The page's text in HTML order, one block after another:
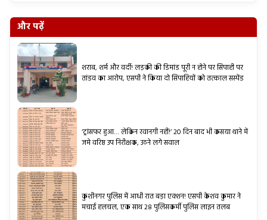
और पढ़ें
शराब, शर्म और वर्दी! लड़की की डिमांड पूरी न होने पर सिपाही पर
तांडव का आरोप, एसपी ने किया दो सिपाहियों को तत्काल सस्पेंड
‘ट्रांसफर हुआ… लेकिन रवानगी नहीं!’ 20 दिन बाद भी कसया थाने में
जमे वरिष्ठ उप निरीक्षक, उठने लगे सवाल
कुशीनगर पुलिस में आधी रात बड़ा एक्शन! एसपी केशव कुमार ने
मचाई हलचल, एक साथ 28 पुलिसकर्मी पुलिस लाइन तलब